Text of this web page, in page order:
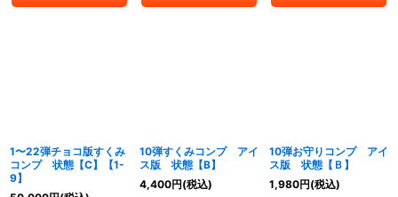
1〜22弾チョコ版すくみ
コンプ 状態【C】【1-
9】
10弾すくみコンプ アイ
ス版 状態【B】
4,400円(税込)
10弾お守りコンプ アイ
ス版 状態【Ｂ】
1,980円(税込)